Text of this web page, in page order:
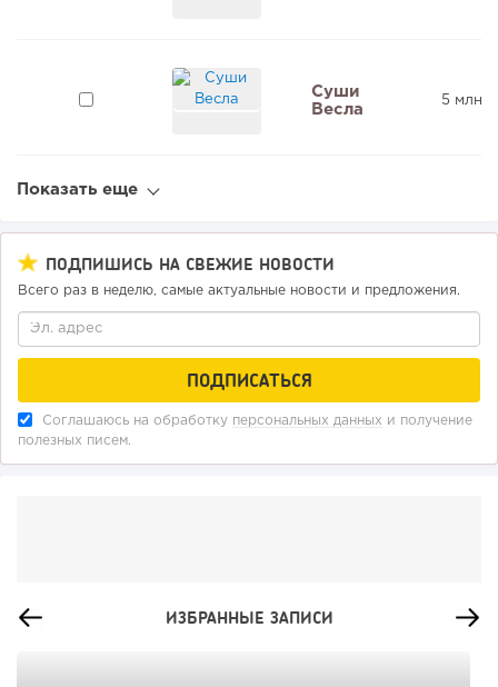
Суши
Весла
5 млн ₽
Показать еще
ПОДПИШИСЬ НА СВЕЖИЕ НОВОСТИ
Всего раз в неделю, самые актуальные новости и предложения.
Соглашаюсь на обработку персональных данных и получение
полезных писем.
ИЗБРАННЫЕ ЗАПИСИ